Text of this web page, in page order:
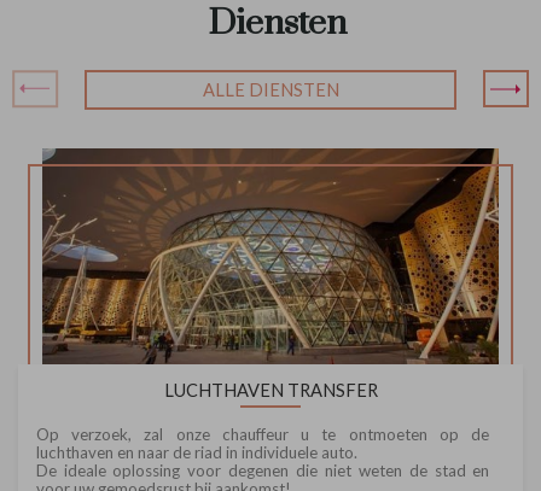
Diensten
ALLE DIENSTEN
LUCHTHAVEN TRANSFER
Op verzoek, zal onze chauffeur u te ontmoeten op de
luchthaven en naar de riad in individuele auto.
De ideale oplossing voor degenen die niet weten de stad en